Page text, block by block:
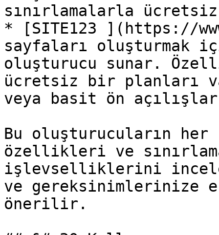
sınırlamalarla
* [SITE123 ](https://
sayfaları oluşturmak
oluşturucu sunar.
ücretsiz bir planları
veya basit ön
Bu oluşturucuların
özellikleri ve
işlevselliklerini
ve gereksinimlerinize
önerilir.